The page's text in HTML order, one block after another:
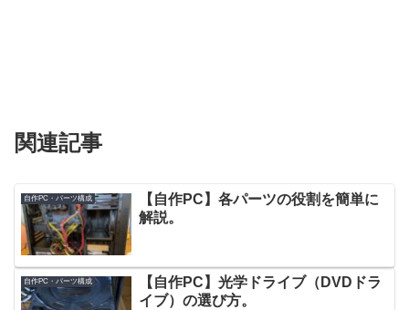
関連記事
自作PC・パーツ構成
【自作PC】各パーツの役割を簡単に
解説。
自作PC・パーツ構成
【自作PC】光学ドライブ（DVDドラ
イブ）の選び方。